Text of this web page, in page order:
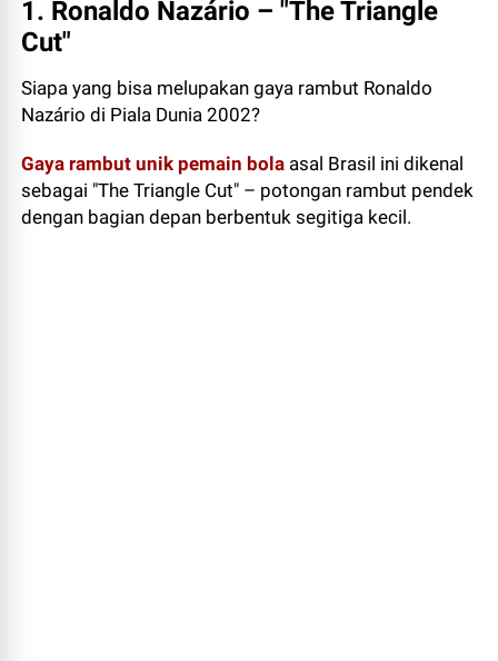
1. Ronaldo Nazário – "The Triangle
Cut"
Siapa yang bisa melupakan gaya rambut Ronaldo
Nazário di Piala Dunia 2002?
Gaya rambut unik pemain bola asal Brasil ini dikenal
sebagai "The Triangle Cut" – potongan rambut pendek
dengan bagian depan berbentuk segitiga kecil.